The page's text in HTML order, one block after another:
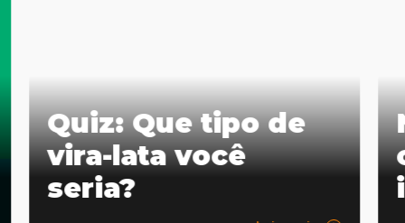
Quiz: Que tipo de
vira-lata você
seria?